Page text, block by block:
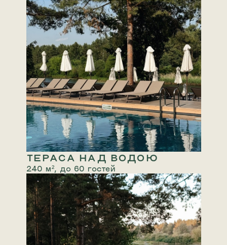
ТЕРАСА НАД ВОДОЮ
240 м², до 60 гостей